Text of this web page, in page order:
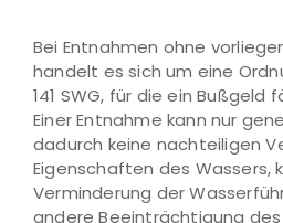
Bei Entnahmen ohne
handelt es sich um eine
141 SWG, für die ein Bußgeld
Einer Entnahme kann nur
dadurch keine nachteiligen
Eigenschaften des Wassers,
Verminderung der
andere Beeinträchtigung